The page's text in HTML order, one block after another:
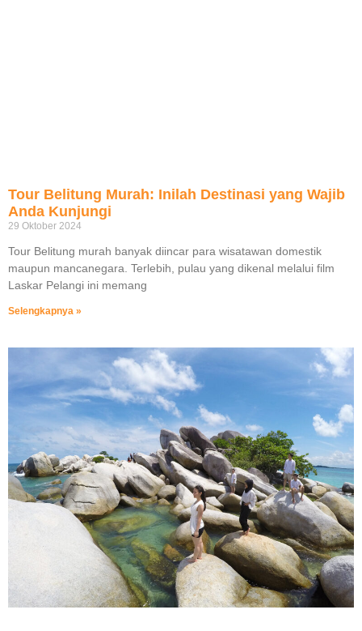
Tour Belitung Murah: Inilah Destinasi yang Wajib
Anda Kunjungi
29 Oktober 2024
Tour Belitung murah banyak diincar para wisatawan domestik
maupun mancanegara. Terlebih, pulau yang dikenal melalui film
Laskar Pelangi ini memang
Selengkapnya »